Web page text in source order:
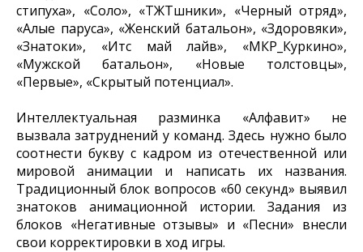
стипуха», «Соло», «ТЖТшники», «Черный отряд»,
«Алые паруса», «Женский батальон», «Здоровяки»,
«Знатоки», «Итс май лайв», «МКР_Куркино»,
«Мужской батальон», «Новые толстовцы»,
«Первые», «Скрытый потенциал».
Интеллектуальная разминка «Алфавит» не
вызвала затруднений у команд. Здесь нужно было
соотнести букву с кадром из отечественной или
мировой анимации и написать их названия.
Традиционный блок вопросов «60 секунд» выявил
знатоков анимационной истории. Задания из
блоков «Негативные отзывы» и «Песни» внесли
свои корректировки в ход игры.